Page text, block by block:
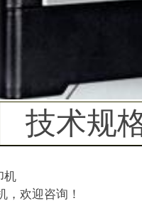
技术规
机
，欢迎咨询！